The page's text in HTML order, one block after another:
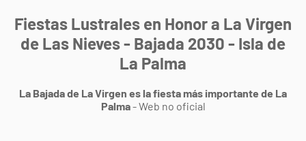
Fiestas Lustrales en Honor a La Virgen
de Las Nieves - Bajada 2030 - Isla de
La Palma
La Bajada de La Virgen es la fiesta más importante de La
Palma- Web no oficial